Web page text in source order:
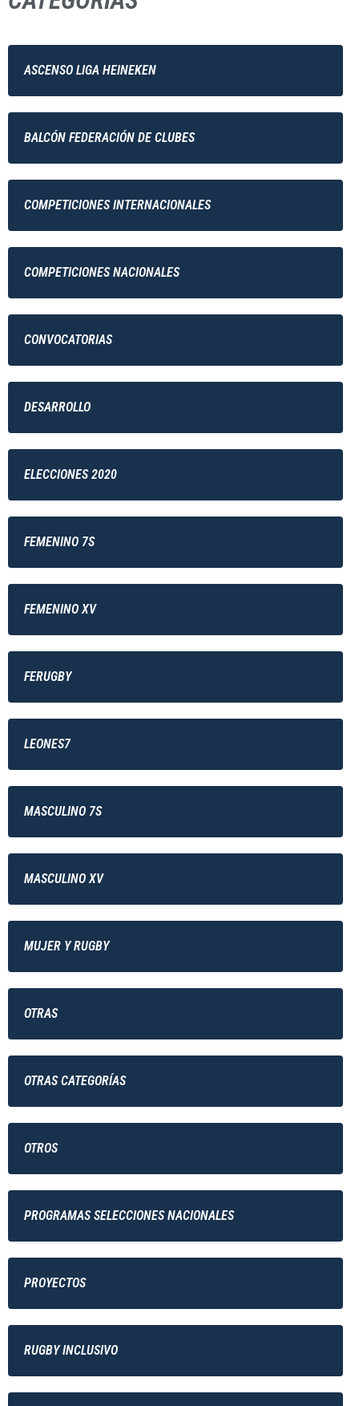
ASCENSO LIGA HEINEKEN
BALCÓN FEDERACIÓN DE CLUBES
COMPETICIONES INTERNACIONALES
COMPETICIONES NACIONALES
CONVOCATORIAS
DESARROLLO
ELECCIONES 2020
FEMENINO 7S
FEMENINO XV
FERUGBY
LEONES7
MASCULINO 7S
MASCULINO XV
MUJER Y RUGBY
OTRAS
OTRAS CATEGORÍAS
OTROS
PROGRAMAS SELECCIONES NACIONALES
PROYECTOS
RUGBY INCLUSIVO